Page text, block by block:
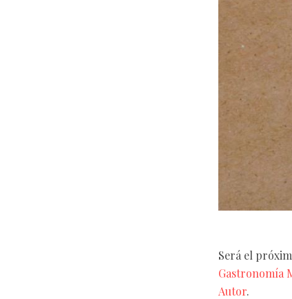
Será el
Gastronomía
Autor.